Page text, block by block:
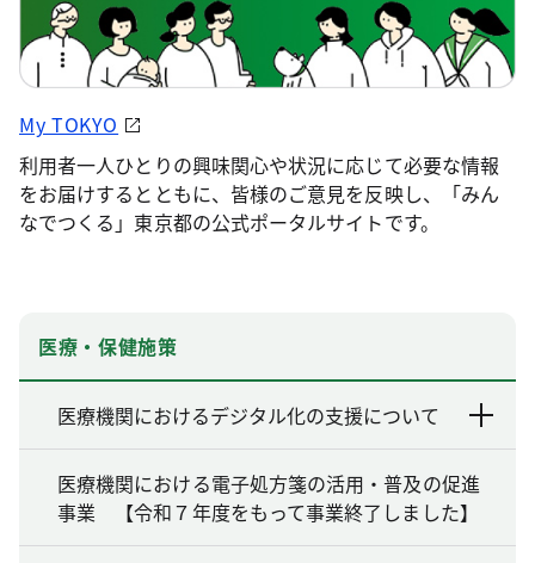
My TOKYO
利用者一人ひとりの興味関心や状況に応じて必要な情報
をお届けするとともに、皆様のご意見を反映し、「みん
なでつくる」東京都の公式ポータルサイトです。
医療・保健施策
医療機関におけるデジタル化の支援について
医療機関における電子処方箋の活用・普及の促進
事業 【令和７年度をもって事業終了しました】